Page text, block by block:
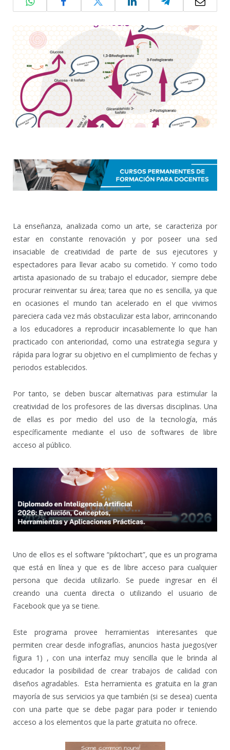
La enseñanza, analizada como un arte, se caracteriza por
estar en constante renovación y por poseer una sed
insaciable de creatividad de parte de sus ejecutores y
espectadores para llevar acabo su cometido. Y como todo
artista apasionado de su trabajo el educador, siempre debe
procurar reinventar su área; tarea que no es sencilla, ya que
en ocasiones el mundo tan acelerado en el que vivimos
pareciera cada vez más obstaculizar esta labor, arrinconando
a los educadores a reproducir incasablemente lo que han
practicado con anterioridad, como una estrategia segura y
rápida para lograr su objetivo en el cumplimiento de fechas y
periodos establecidos.
Por tanto, se deben buscar alternativas para estimular la
creatividad de los profesores de las diversas disciplinas. Una
de ellas es por medio del uso de la tecnología, más
específicamente mediante el uso de softwares de libre
acceso al público.
Uno de ellos es el software “piktochart”, que es un programa
que está en línea y que es de libre acceso para cualquier
persona que decida utilizarlo. Se puede ingresar en él
creando una cuenta directa o utilizando el usuario de
Facebook que ya se tiene.
Este programa provee herramientas interesantes que
permiten crear desde infografías, anuncios hasta juegos(ver
figura 1) , con una interfaz muy sencilla que le brinda al
educador la posibilidad de crear trabajos de calidad con
diseños agradables. Esta herramienta es gratuita en la gran
mayoría de sus servicios ya que también (si se desea) cuenta
con una parte que se debe pagar para poder ir teniendo
acceso a los elementos que la parte gratuita no ofrece.